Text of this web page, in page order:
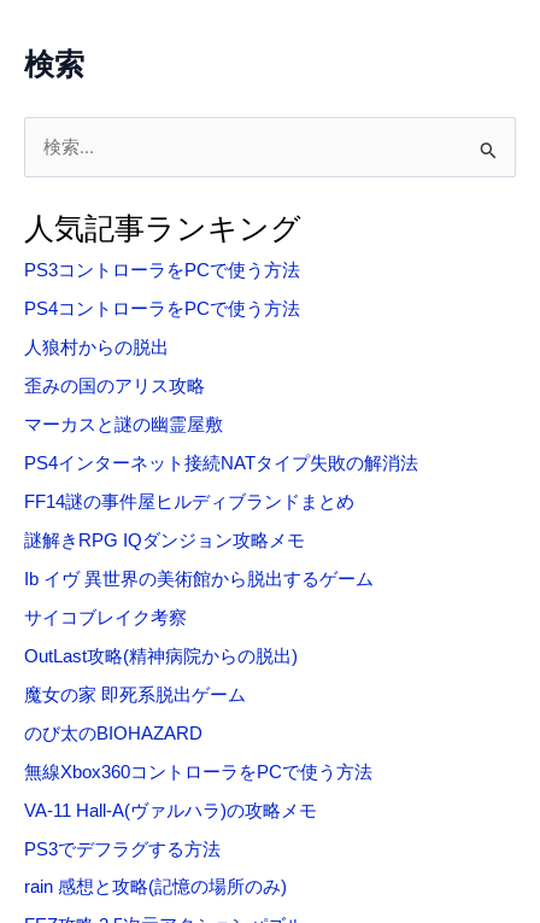
検索
象
:
人気記事ランキング
PS3コントローラをPCで使う方法
PS4コントローラをPCで使う方法
人狼村からの脱出
歪みの国のアリス攻略
マーカスと謎の幽霊屋敷
PS4インターネット接続NATタイプ失敗の解消法
FF14謎の事件屋ヒルディブランドまとめ
謎解きRPG IQダンジョン攻略メモ
Ib イヴ 異世界の美術館から脱出するゲーム
サイコブレイク考察
OutLast攻略(精神病院からの脱出)
魔女の家 即死系脱出ゲーム
のび太のBIOHAZARD
無線Xbox360コントローラをPCで使う方法
VA-11 Hall-A(ヴァルハラ)の攻略メモ
PS3でデフラグする方法
rain 感想と攻略(記憶の場所のみ)